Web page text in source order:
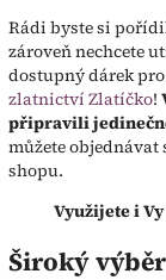
Rádi byste si
zároveň nechcete
dostupný dárek
zlatnictví Zlatíčko!
připravili
můžete objednávat
shopu.
Využijete i
Široký